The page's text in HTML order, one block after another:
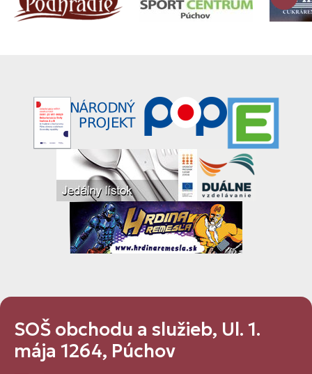
SOŠ obchodu a služieb, Ul. 1.
mája 1264, Púchov